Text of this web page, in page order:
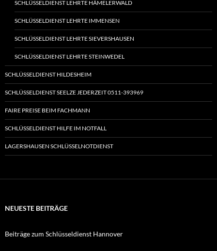
SCHLÜSSELDIENST LEHRTE HÄMELERWALD
SCHLÜSSELDIENST LEHRTE IMMENSEN
SCHLÜSSELDIENST LEHRTE SIEVERSHAUSEN
SCHLÜSSELDIENST LEHRTE STEINWEDEL
SCHLÜSSELDIENST HILDESHEIM
SCHLÜSSELDIENST SEELZE JEDERZEIT 0511-393969
FAIRE PREISE BEIM FACHMANN
SCHLÜSSELDIENST HILFE IM NOTFALL
LAGERSHAUSEN SCHLÜSSELNOTDIENST
NEUESTE BEITRÄGE
Beiträge zum Schlüsseldienst Hannover